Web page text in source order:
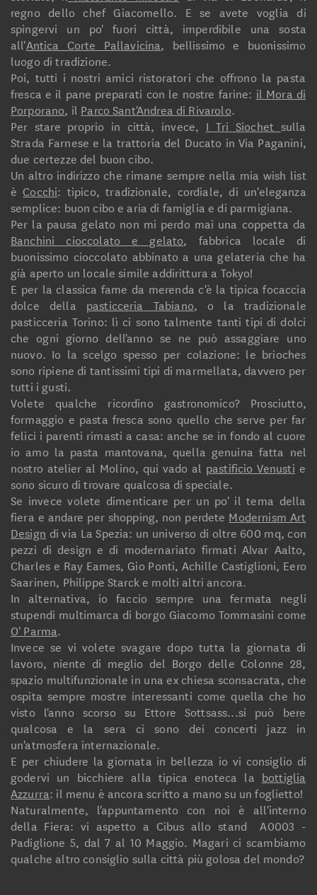
regno dello chef Giacomello. E se avete voglia di
spingervi un po' fuori città, imperdibile una sosta
all'Antica Corte Pallavicina, bellissimo e buonissimo
luogo di tradizione.
Poi, tutti i nostri amici ristoratori che offrono la pasta
fresca e il pane preparati con le nostre farine: il Mora di
Porporano, il Parco Sant'Andrea di Rivarolo.
Per stare proprio in città, invece, I Tri Siochet sulla
Strada Farnese e la trattoria del Ducato in Via Paganini,
due certezze del buon cibo.
Un altro indirizzo che rimane sempre nella mia wish list
è Cocchi: tipico, tradizionale, cordiale, di un'eleganza
semplice: buon cibo e aria di famiglia e di parmigiana.
Per la pausa gelato non mi perdo mai una coppetta da
Banchini cioccolato e gelato, fabbrica locale di
buonissimo cioccolato abbinato a una gelateria che ha
già aperto un locale simile addirittura a Tokyo!
E per la classica fame da merenda c'è la tipica focaccia
dolce della pasticceria Tabiano, o la tradizionale
pasticceria Torino: lì ci sono talmente tanti tipi di dolci
che ogni giorno dell'anno se ne può assaggiare uno
nuovo. Io la scelgo spesso per colazione: le brioches
sono ripiene di tantissimi tipi di marmellata, davvero per
tutti i gusti.
Volete qualche ricordino gastronomico? Prosciutto,
formaggio e pasta fresca sono quello che serve per far
felici i parenti rimasti a casa: anche se in fondo al cuore
io amo la pasta mantovana, quella genuina fatta nel
nostro atelier al Molino, qui vado al pastificio Venusti e
sono sicuro di trovare qualcosa di speciale.
Se invece volete dimenticare per un po' il tema della
fiera e andare per shopping, non perdete Modernism Art
Design di via La Spezia: un universo di oltre 600 mq, con
pezzi di design e di modernariato firmati Alvar Aalto,
Charles e Ray Eames, Gio Ponti, Achille Castiglioni, Eero
Saarinen, Philippe Starck e molti altri ancora.
In alternativa, io faccio sempre una fermata negli
stupendi multimarca di borgo Giacomo Tommasini come
O' Parma.
Invece se vi volete svagare dopo tutta la giornata di
lavoro, niente di meglio del Borgo delle Colonne 28,
spazio multifunzionale in una ex chiesa sconsacrata, che
ospita sempre mostre interessanti come quella che ho
visto l'anno scorso su Ettore Sottsass...si può bere
qualcosa e la sera ci sono dei concerti jazz in
un'atmosfera internazionale.
E per chiudere la giornata in bellezza io vi consiglio di
godervi un bicchiere alla tipica enoteca la bottiglia
Azzurra: il menu è ancora scritto a mano su un foglietto!
Naturalmente, l'appuntamento con noi è all'interno
della Fiera: vi aspetto a Cibus allo stand A0003 -
Padiglione 5, dal 7 al 10 Maggio. Magari ci scambiamo
qualche altro consiglio sulla città più golosa del mondo?